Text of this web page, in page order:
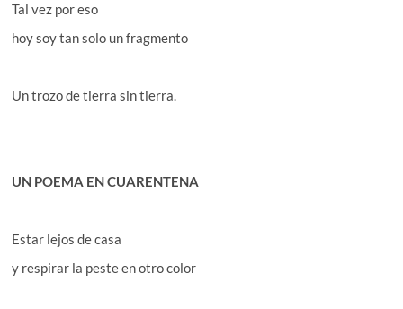
Tal vez por eso
hoy soy tan solo un fragmento
Un trozo de tierra sin tierra.
UN POEMA EN CUARENTENA
Estar lejos de casa
y respirar la peste en otro color